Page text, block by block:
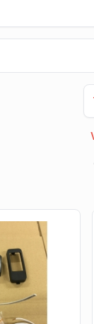
Ce sera
cellules
être un
procédure
avec des